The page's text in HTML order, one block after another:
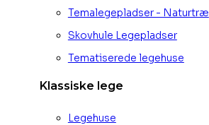
Temalegepladser - Naturtræ
Skovhule Legepladser
Tematiserede legehuse
Klassiske lege
Legehuse